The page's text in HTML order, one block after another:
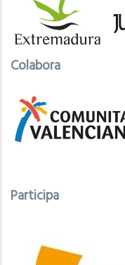
Colabora
Participa